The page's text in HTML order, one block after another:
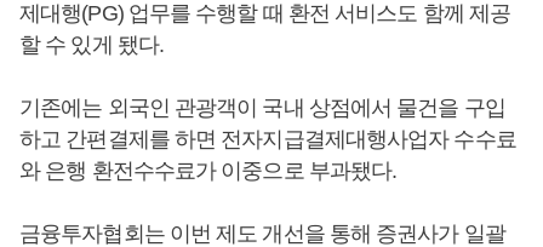
제대행(PG) 업무를 수행할 때 환전 서비스도 함께 제공
할 수 있게 됐다.
기존에는 외국인 관광객이 국내 상점에서 물건을 구입
하고 간편결제를 하면 전자지급결제대행사업자 수수료
와 은행 환전수수료가 이중으로 부과됐다.
금융투자협회는 이번 제도 개선을 통해 증권사가 일괄